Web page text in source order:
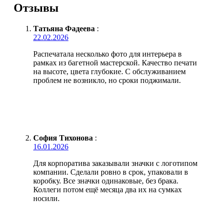
Отзывы
Татьяна Фадеева :
22.02.2026
Распечатала несколько фото для интерьера в
рамках из багетной мастерской. Качество печати
на высоте, цвета глубокие. С обслуживанием
проблем не возникло, но сроки поджимали.
София Тихонова :
16.01.2026
Для корпоратива заказывали значки с логотипом
компании. Сделали ровно в срок, упаковали в
коробку. Все значки одинаковые, без брака.
Коллеги потом ещё месяца два их на сумках
носили.